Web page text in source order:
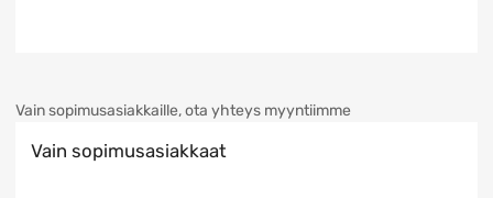
Vain sopimusasiakkaille, ota yhteys myyntiimme
Vain sopimusasiakkaat